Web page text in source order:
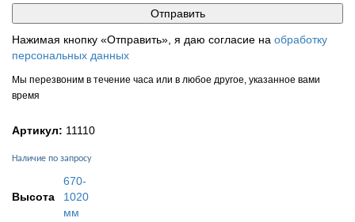
Нажимая кнопку «Отправить», я даю согласие на обработку
персональных данных
Мы перезвоним в течение часа или в любое другое, указанное вами
время
Артикул: 11110
Наличие по запросу
Высота
670-
1020
мм